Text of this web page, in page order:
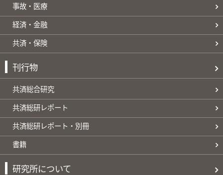
事故・医療
経済・金融
共済・保険
刊行物
共済総合研究
共済総研レポート
共済総研レポート・別冊
書籍
研究所について